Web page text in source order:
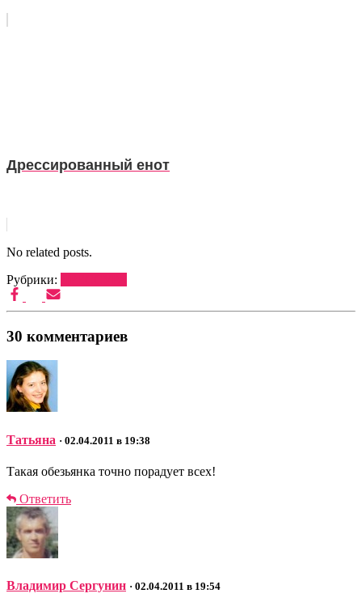
Дрессированный енот
No related posts.
Рубрики:
30 комментариев
Татьяна · 02.04.2011 в 19:38
Такая обезьянка точно порадует всех!
Ответить
Владимир Сергунин · 02.04.2011 в 19:54